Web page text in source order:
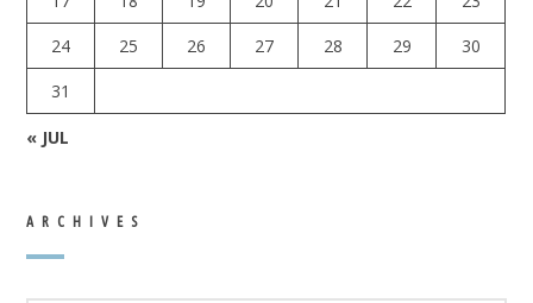
24
25 26 27 28 29
30
31
« JUL
ARCHIVES